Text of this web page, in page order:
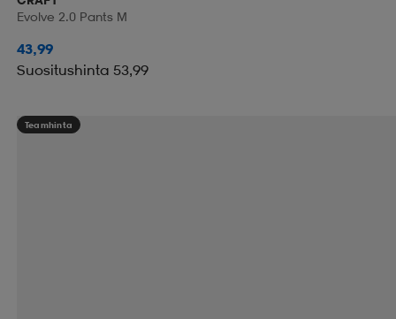
Evolve 2.0 Pants M
43,99
Suositushinta 53,99
Teamhinta